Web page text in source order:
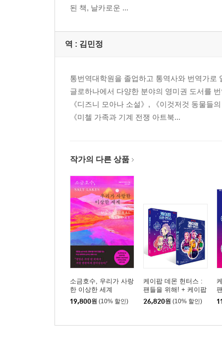
된 책, 날카로운 ...
역 : 김민정
통번역대학원을 졸업하고 통역사와 번역가로
글로하나에서 다양한 분야의 영미권 도서를
《디즈니 모아나 소설》, 《이것저것 동물들
《미첼 가족과 기계 전쟁 아트북...
작가의 다른 상품
소금호수, 우리가 사랑
한 이상한 세계
19,800원 (10% 할인)
케이팝 데몬 헌터스 :
팬들을 위해! + 케이팝
데몬 헌터스 오피셜 포
스터북 THE OFFICIAL
26,820원 (10% 할인)